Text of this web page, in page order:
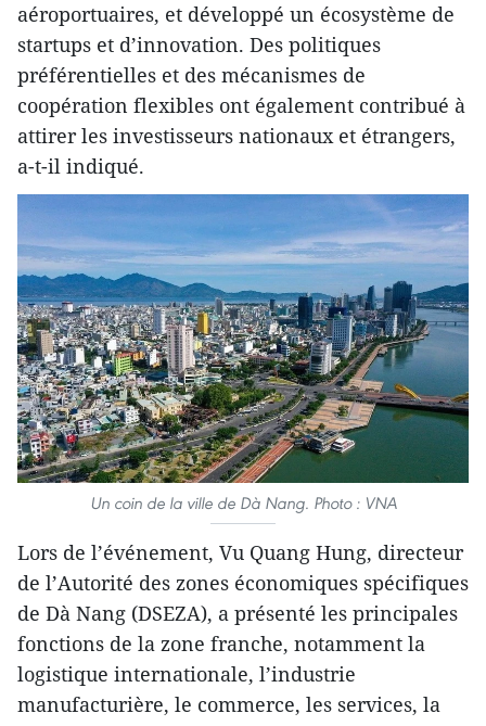
aéroportuaires, et développé un écosystème de
startups et d’innovation. Des politiques
préférentielles et des mécanismes de
coopération flexibles ont également contribué à
attirer les investisseurs nationaux et étrangers,
a-t-il indiqué.
Un coin de la ville de Dà Nang. Photo : VNA
Lors de l’événement, Vu Quang Hung, directeur
de l’Autorité des zones économiques spécifiques
de Dà Nang (DSEZA), a présenté les principales
fonctions de la zone franche, notamment la
logistique internationale, l’industrie
manufacturière, le commerce, les services, la